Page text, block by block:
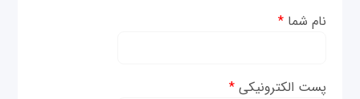
نام شما*
پست الکترونیکی*